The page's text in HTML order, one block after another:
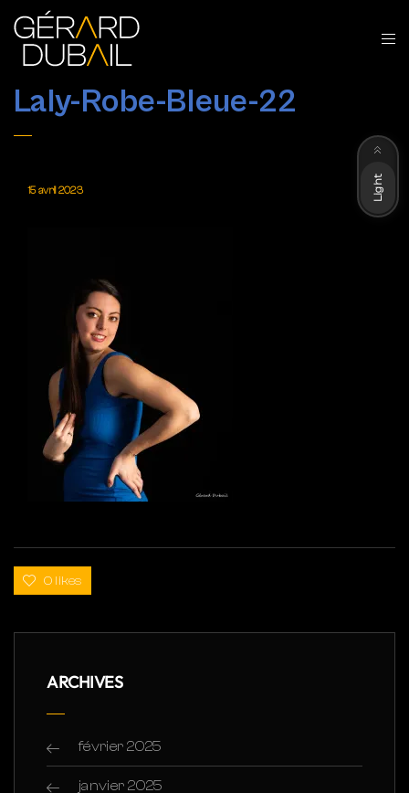
Laly-Robe-Bleue-22
15 avril 2023
0 likes
ARCHIVES
février 2025
janvier 2025
Light
Dark